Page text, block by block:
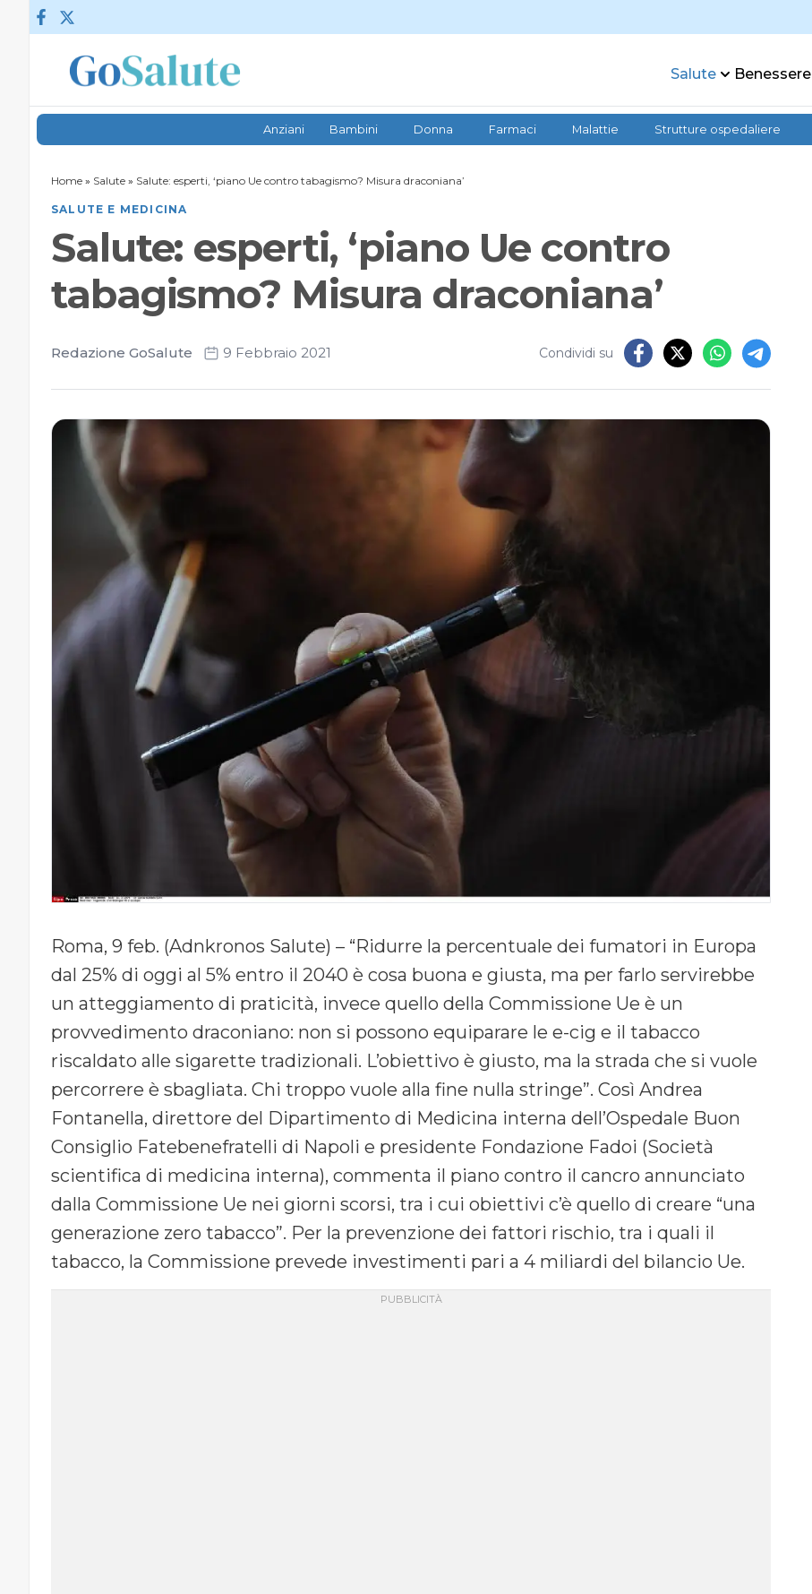
Vai al contenuto
Salute Benessere
Anziani Bambini Donna Farmaci Malattie Strutture ospedaliere
Home » Salute » Salute: esperti, ‘piano Ue contro tabagismo? Misura draconiana’
SALUTE E MEDICINA
Salute: esperti, ‘piano Ue contro
tabagismo? Misura draconiana’
Redazione GoSalute 9 Febbraio 2021 Condividi su
Roma, 9 feb. (Adnkronos Salute) – “Ridurre la percentuale dei fumatori in Europa
dal 25% di oggi al 5% entro il 2040 è cosa buona e giusta, ma per farlo servirebbe
un atteggiamento di praticità, invece quello della Commissione Ue è un
provvedimento draconiano: non si possono equiparare le e-cig e il tabacco
riscaldato alle sigarette tradizionali. L’obiettivo è giusto, ma la strada che si vuole
percorrere è sbagliata. Chi troppo vuole alla fine nulla stringe”. Così Andrea
Fontanella, direttore del Dipartimento di Medicina interna dell’Ospedale Buon
Consiglio Fatebenefratelli di Napoli e presidente Fondazione Fadoi (Società
scientifica di medicina interna), commenta il piano contro il cancro annunciato
dalla Commissione Ue nei giorni scorsi, tra i cui obiettivi c’è quello di creare “una
generazione zero tabacco”. Per la prevenzione dei fattori rischio, tra i quali il
tabacco, la Commissione prevede investimenti pari a 4 miliardi del bilancio Ue.